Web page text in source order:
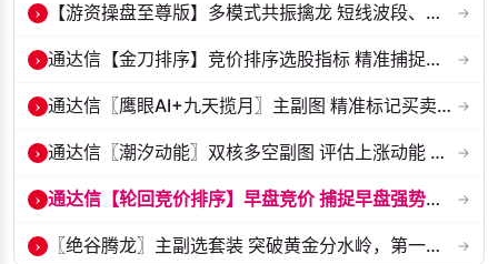
› 【游资操盘至尊版】多模式共振擒龙 短线波段、低位抄底、游资启动行情量... →
› 通达信【金刀排序】竞价排序选股指标 精准捕捉强势首板 源码 贴图 →
› 通达信〖鹰眼AI+九天揽月〗主副图 精准标记买卖拐点 九维因子共振过滤杂... →
› 通达信〖潮汐动能〗双核多空副图 评估上涨动能 量化判断多空力量的强弱... →
› 通达信【轮回竞价排序】早盘竞价 捕捉早盘强势起爆点 副图排序 源码 贴... →
› 〖绝谷腾龙〗主副选套装 突破黄金分水岭，第一根跳空金手指全套战法 →